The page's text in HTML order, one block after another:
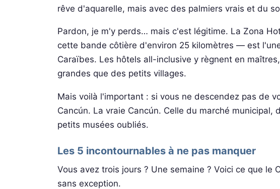
rêve d'aquarelle, mais avec des palmiers vrais et du
Pardon, je m'y perds… mais c'est légitime. La Zona
cette bande côtière d'environ 25 kilomètres — est
Caraïbes. Les hôtels all-inclusive y règnent en
grandes que des petits villages.
Mais voilà l'important : si vous ne descendez pas de
Cancún. La vraie Cancún. Celle du marché municipal,
petits musées oubliés.
Les 5 incontournables à ne pas manquer
Vous avez trois jours ? Une semaine ? Voici ce que le
sans exception.